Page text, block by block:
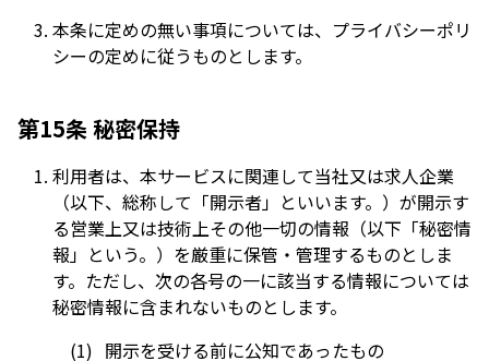
本条に定めの無い事項については、プライバシーポリ
シーの定めに従うものとします。
第15条 秘密保持
利用者は、本サービスに関連して当社又は求人企業
（以下、総称して「開示者」といいます。）が開示す
る営業上又は技術上その他一切の情報（以下「秘密情
報」という。）を厳重に保管・管理するものとしま
す。ただし、次の各号の一に該当する情報については
秘密情報に含まれないものとします。
開示を受ける前に公知であったもの